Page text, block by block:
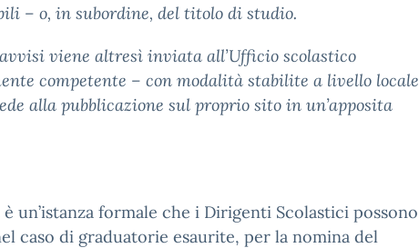
– o, in subordine, del titolo di studio.
viene altresì inviata all’Ufficio scolastico
competente – con modalità stabilite a livello locale
alla pubblicazione sul proprio sito in un’apposita
un’istanza formale che i Dirigenti Scolastici possono
caso di graduatorie esaurite, per la nomina del